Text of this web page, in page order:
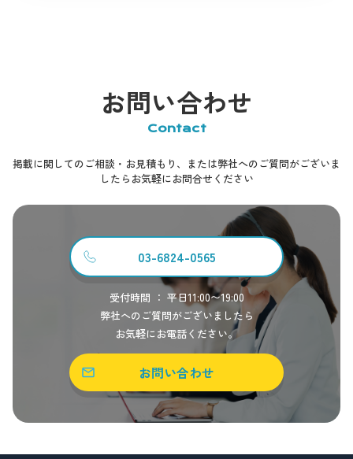
お問い合わせ
Contact
掲載に関してのご相談・お見積もり、または弊社へのご質問がございま
したらお気軽にお問合せください
03-6824-0565
受付時間 ： 平日11:00〜19:00
弊社へのご質問がございましたら
お気軽にお電話ください。
お問い合わせ